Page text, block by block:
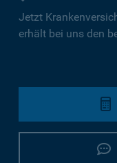
Jetzt
erhält bei uns den